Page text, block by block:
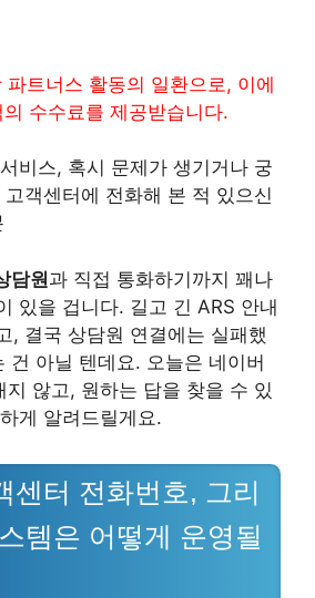
파트너스 활동의 일환으로, 이에
수수료를 제공받습니다.
비스, 혹시 문제가 생기거나 궁
객센터에 전화해 본 적 있으신
담원과 직접 통화하기까지 꽤나
있을 겁니다. 길고 긴 ARS 안내
, 결국 상담원 연결에는 실패했
건 아닐 텐데요. 오늘은 네이버
지 않고, 원하는 답을 찾을 수 있
게 알려드릴게요.
센터 전화번호, 그리
템은 어떻게 운영될